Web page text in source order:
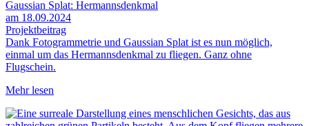
Gaussian Splat: Hermannsdenkmal
am 18.09.2024
Projektbeitrag
Dank Fotogrammetrie und Gaussian Splat ist es nun möglich,
einmal um das Hermannsdenkmal zu fliegen. Ganz ohne
Flugschein.
Mehr lesen